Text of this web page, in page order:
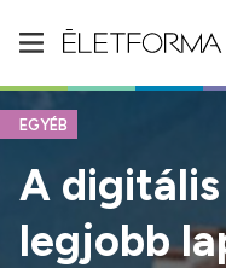
EGYÉB
A
legjobb